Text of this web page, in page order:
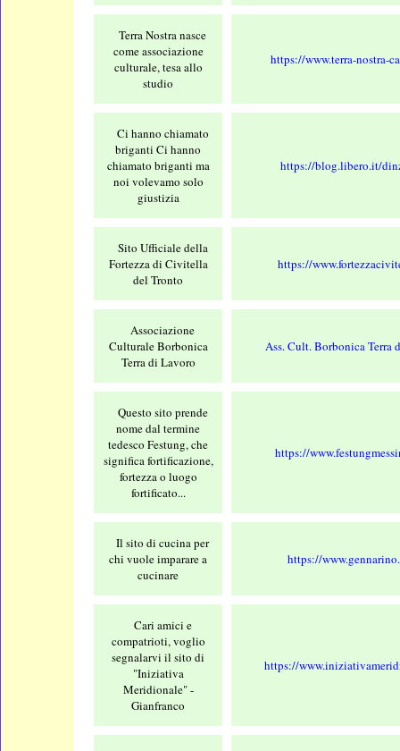
Terra Nostra nasce
come associazione
culturale, tesa allo
studio
https://www.terra-nostra-
Ci hanno chiamato
briganti Ci hanno
chiamato briganti ma
noi volevamo solo
giustizia
https://blog.libero.it/
Sito Ufficiale della
Fortezza di Civitella
del Tronto
https://
Associazione
Culturale Borbonica
Terra di Lavoro
Ass. Cult. Borbonica Terra
Questo sito prende
nome dal termine
tedesco Festung, che
significa fortificazione,
fortezza o luogo
fortificato...
https://
Il sito di cucina per
chi vuole imparare a
cucinare
https://
Cari amici e
compatrioti, voglio
segnalarvi il sito di
"Iniziativa
Meridionale" -
Gianfranco
https://